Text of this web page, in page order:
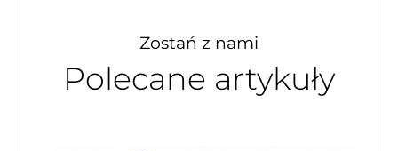
Zostań z nami
Polecane artykuły